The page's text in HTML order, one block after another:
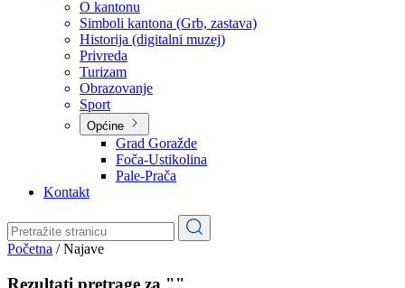
Značajni dokumenti
O kantonu
O kantonu
Simboli kantona (Grb, zastava)
Historija (digitalni muzej)
Privreda
Turizam
Obrazovanje
Općine
Pale-Prača
Kontakt